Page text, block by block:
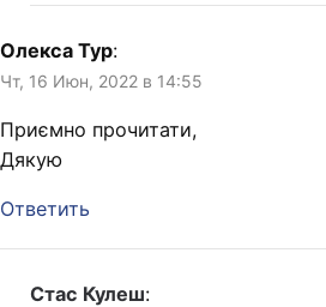
Олекса Тур:
Чт, 16 Июн, 2022 в 14:55
Приємно прочитати,
Дякую
Ответить
Стас Кулеш: